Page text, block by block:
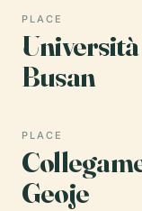
PLACE
Busan
PLACE
Geoje